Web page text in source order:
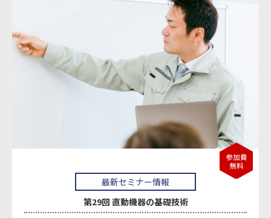
最新セミナー情報
第29回 直動機器の基礎技術